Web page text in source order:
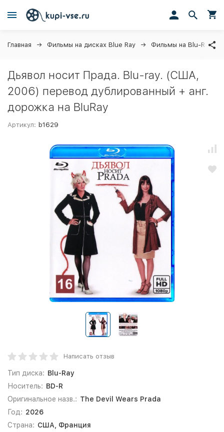
Главная Фильмы на дисках Blue Ray Фильмы на Blu-Ray
Дьявол носит Прада. Blu-ray. (США,
2006) перевод дублированный + анг.
дорожка на BluRay
Артикул: b1629
Написать отзыв
Тип диска: Blu-Ray
Носитель: BD-R
Оригинальное назв.: The Devil Wears Prada
Год: 2026
Страна: США, Франция